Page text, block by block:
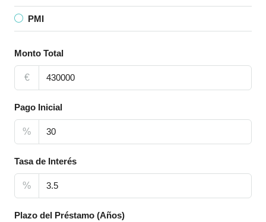
PMI
Monto Total
€
Pago Inicial
%
Tasa de Interés
%
Plazo del Préstamo (Años)